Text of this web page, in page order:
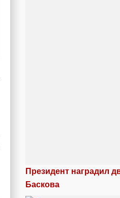
Президент наградил
Баскова